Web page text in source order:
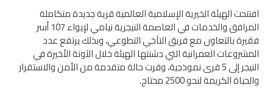
افتتحت الهيئة الخيرية الإسلامية العالمية قرية جديدة متكاملة
المرافق والخدمات في العاصمة النيجرية نيامي لإيواء 107 أسر
فقيرة بالتعاون مع فريق التآخي التطوعي، وبذلك يرتفع عدد
المشروعات العمرانية التي دشنتها الهيئة خلال الآونة الأخيرة في
النيجر إلى 5 قرى نموذجية، وفرت حالة متقدمة من الأمن والاستقرار
والحياة الكريمة لنحو 2500 محتاج.